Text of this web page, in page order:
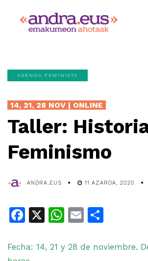
AGENDA FEMINISTA
14, 21, 28 NOV | ONLINE
Taller:
Feminismo
ANDRA.EUS 11 AZAROA, 2020
Facebook
X WhatsApp
Email
Fecha: 14, 21 y 28 de noviembre.